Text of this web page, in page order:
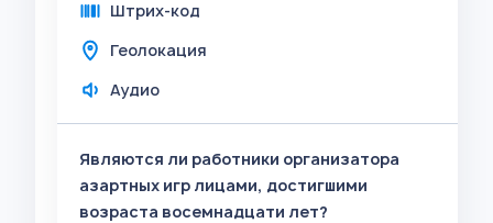
Штрих-код
Геолокация
Аудио
Являются ли работники организатора
азартных игр лицами, достигшими
возраста восемнадцати лет?